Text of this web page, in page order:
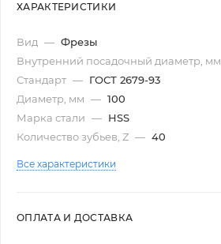
ХАРАКТЕРИСТИКИ
Вид — Фрезы
Внутренний посадочный диаметр, мм
Стандарт — ГОСТ 2679-93
Диаметр, мм — 100
Марка стали — HSS
Количество зубьев, Z — 40
Все характеристики
ОПЛАТА И ДОСТАВКА